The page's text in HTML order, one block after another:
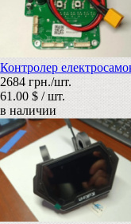
Контролер
2684 грн./шт.
61.00 $ / шт.
в наличии